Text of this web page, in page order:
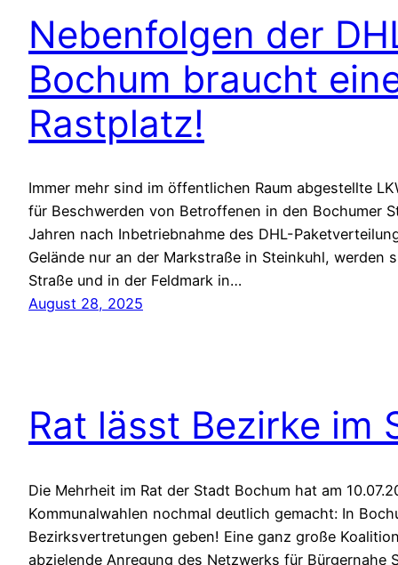
Nebenfolgen der
Bochum braucht
Rastplatz!
Immer mehr sind im öffentlichen Raum abgestellte
für Beschwerden von Betroffenen in den Bochumer
Jahren nach Inbetriebnahme des DHL-
Gelände nur an der Markstraße in Steinkuhl, werden
Straße und in der Feldmark in…
August 28, 2025
Rat lässt Bezirke im
Die Mehrheit im Rat der Stadt Bochum hat am
Kommunalwahlen nochmal deutlich gemacht: In
Bezirksvertretungen geben! Eine ganz große
abzielende Anregung des Netzwerks für Bürgernahe